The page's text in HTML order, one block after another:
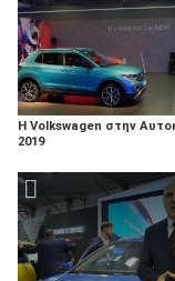
Η Volkswagen στην
2019